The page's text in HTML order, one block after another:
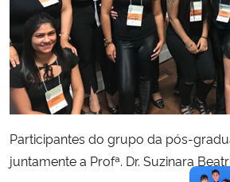
Participantes do grupo da pós-
juntamente a Profª. Dr. Suzinara